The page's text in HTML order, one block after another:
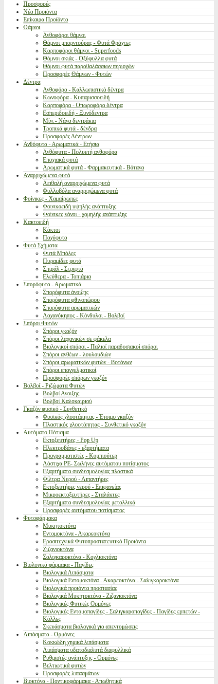
Προσφορές
Νέα Προϊόντα
Επίκαιρα Προϊόντα
Θάμνοι
Ανθοφόροι θάμνοι
Θάμνοι μπορντούρας - Φυτά Φράχτες
Καρποφόροι θάμνοι - Superfoods
Θάμνοι σκιάς - Οξύφυλλα φυτά
Θάμνοι φυτά παραθαλάσσιων περιοχών
Προσφορές Θάμνων - Φυτών
Δέντρα
Ανθοφόρα - Καλλωπιστικά δέντρα
Κωνοφόρα - Κυπαρισσοειδή
Καρποφόρα - Οπωροφόρα δέντρα
Εσπεριδοειδή - Ξυνόδεντρα
Μίνι - Νάνα δεντράκια
Τροπικά φυτά - δένδρα
Προσφορές Δέντρων
Ανθόφυτα - Αρωματικά - Ετήσια
Ανθόφυτα - Πολυετή ανθοφόρα
Εποχιακά φυτά
Αρωματικά φυτά - Φαρμακευτικά - Βότανα
Αναρριχώμενα φυτά
Αειθαλή αναρριχώμενα φυτά
Φυλλοβόλα αναρριχώμενα φυτά
Φοίνικες - Χαμαίρωπες
Φοινικοειδή υψηλής ανάπτυξης
Φοίνικες νάνοι - χαμηλής ανάπτυξης
Κακτοειδή
Κάκτοι
Παχύφυτα
Φυτά Σχήματα
Φυτά Μπάλες
Πυραμίδες φυτά
Σπιράλ - Στριφτά
Ελεύθερα - Τοπιάρια
Σπορόφυτα - Αρωματικά
Σπορόφυτα άνοιξης
Σπορόφυτα φθινοπώρου
Σπορόφυτα αρωματικών
Λαχανόκηπος - Κόνδυλοι - Βολβοί
Σπόροι Φυτών
Σπόροι γκαζόν
Σπόροι λαχανικών σε φάκελα
Βιολογικοί σπόροι - Παλιοί παραδοσιακοί σπόροι
Σπόροι ανθέων - λουλουδιών
Σπόροι αρωματικών φυτών - Βοτάνων
Σπόροι επαγγελματικοί
Προσφορές σπόρων γκαζόν
Βολβοί - Ριζώματα Φυτών
Βολβοί Ανοιξης
Βολβοί Καλοκαιριού
Γκαζόν φυσικό - Συνθετικό
Φυσικός χλοοτάπητας - Έτοιμο γκαζόν
Πλαστικός χλοοτάπητας - Συνθετικό γκαζόν
Αυτόματο Πότισμα
Εκτοξευτήρες - Pop Up
Ηλεκτροβάνες - εξαρτήματα
Προγραμματιστές - Κομπιούτερ
Λάστιχα PE- Σωλήνες αυτόματου ποτίσματος
Εξαρτήματα συνδεσμολογίας πλαστικά
Φίλτρα Νερού - Λιπαντήρες
Εκτοξευτήρες νερού - Επιφανείας
Μικροεκτοξευτήρες - Σταλάκτες
Εξαρτήματα συνδεσμολογίας μεταλλικά
Προσφορές αυτόματου ποτίσματος
Φυτοφάρμακα
Μυκητοκτόνα
Εντομοκτόνα - Ακαρεοκτόνα
Ερασιτεχνικά Φυτοπροστατευτικά Προιόντα
Ζιζανιοκτόνα
Σαλιγκαροκτόνα - Κοχλιοκτόνα
Βιολογικά φάρμακα - Παγίδες
Βιολογικά Λιπάσματα
Βιολογικά Εντομοκτόνα - Ακαρεοκτόνα - Σαλιγκαροκτόνα
Βιολογικά προιόντα προστασίας
Βιολογικά Μυκητοκτόνα - Ζιζανιοκτόνα
Βιολογικές Φυτικές Ορμόνες
Βιολογικές Εντομοπαγίδες - Σαλιγκαροπαγίδες - Παγίδες ερπετών -
Κόλλες
Σκευάσματα βιολογικά για απεντομώσεις
Λιπάσματα - Ορμόνες
Κοκκώδη χημικά λιπάσματα
Λιπάσματα υδατοδιαλυτά διαφυλλικά
Ρυθμιστές ανάπτυξης - Ορμόνες
Βελτιωτικά φυτών
Προσφορές λιπασμάτων
Βιοκτόνα - Ποντικοφάρμακα - Απωθητικά